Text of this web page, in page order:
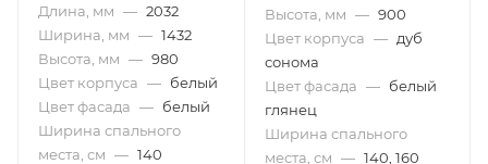
Длина, мм — 2032
Ширина, мм — 1432
Высота, мм — 980
Цвет корпуса — белый
Цвет фасада — белый
Ширина спального
места, см — 140
Высота, мм — 900
Цвет корпуса — дуб
сонома
Цвет фасада — белый
глянец
Ширина спального
места, см — 140, 160